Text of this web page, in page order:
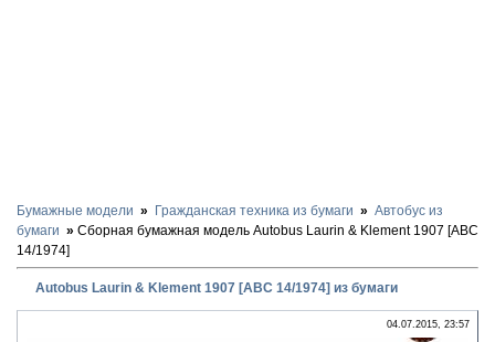
Бумажные модели Гражданская техника из бумаги
Автобус из
бумаги
Сборная бумажная модель Autobus Laurin & Klement 1907 [ABC
14/1974]
Autobus Laurin & Klement 1907 [ABC 14/1974] из бумаги
04.07.2015, 23:57